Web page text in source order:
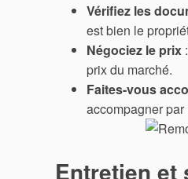
Vérifiez les
est bien le
Négociez le prix
prix du marché.
Faites-vous
accompagner
Entretien et